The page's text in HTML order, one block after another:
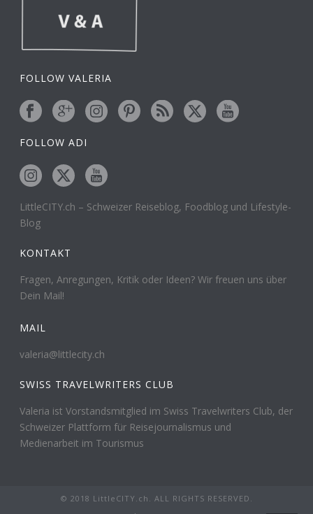
FOLLOW VALERIA
FOLLOW ADI
LittleCITY.ch – Schweizer Reiseblog, Foodblog und Lifestyle-
Blog
KONTAKT
Fragen, Anregungen, Kritik oder Ideen? Wir freuen uns über
Dein Mail!
MAIL
valeria@littlecity.ch
SWISS TRAVELWRITERS CLUB
Valeria ist Vorstandsmitglied im Swiss Travelwriters Club, der
Schweizer Plattform für Reisejournalismus und
Medienarbeit im Tourismus
© 2018 LittleCITY.ch. ALL RIGHTS RESERVED.